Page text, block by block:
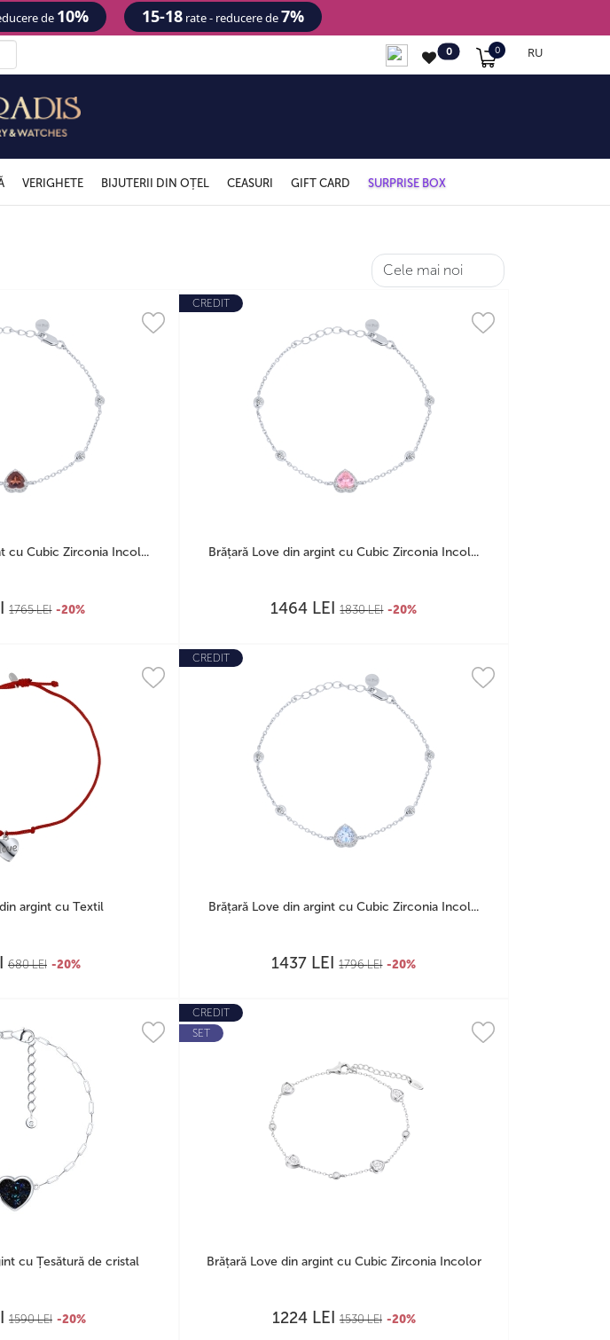
de 10% 15-18rate - reducere de7%
RU
0 0
VERIGHETE BIJUTERII DIN OȚEL CEASURI GIFT CARD SURPRISE BOX
cu Cubic Zirconia Incol...
1765LEI -20%
CREDIT
Brățară Love din argint cu Cubic Zirconia Incol...
1464 LEI 1830LEI -20%
argint cu Textil
680LEI -20%
CREDIT
Brățară Love din argint cu Cubic Zirconia Incol...
1437 LEI 1796LEI -20%
cu Țesătură de cristal
1590LEI -20%
CREDIT
SET
Brățară Love din argint cu Cubic Zirconia Incolor
1224 LEI 1530LEI -20%